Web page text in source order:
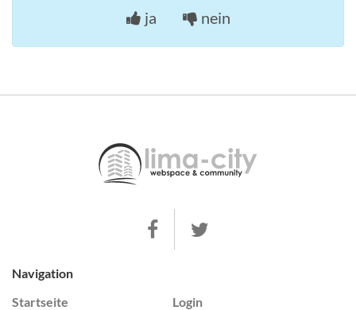
ja nein
Navigation
Startseite
Login